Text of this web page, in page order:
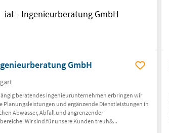
iat - Ingenieurberatung GmbH
GmbH
beratendes Ingenieurunternehmen erbringen wir
Planungsleistungen und ergänzende Dienstleistungen in
Abwasser, Abfall und angrenzender
Wir sind für unsere Kunden treuh&...